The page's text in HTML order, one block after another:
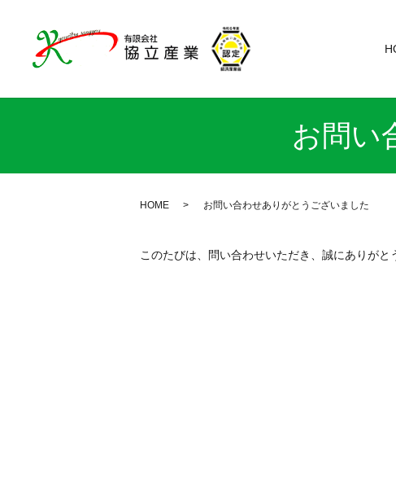
お問い
HOME お問い合わせありがとうございました
このたびは、問い合わせいただき、誠にありがと